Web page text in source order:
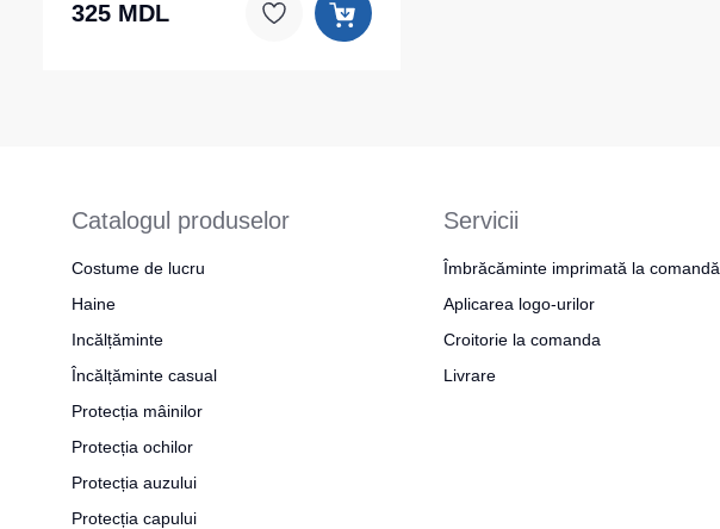
325 MDL
Catalogul produselor
Costume de lucru
Haine
Incălțăminte
Încălțăminte casual
Protecția mâinilor
Protecția ochilor
Protecția auzului
Protecția capului
Servicii
Îmbrăcăminte imprimată la comandă
Aplicarea logo-urilor
Croitorie la comanda
Livrare